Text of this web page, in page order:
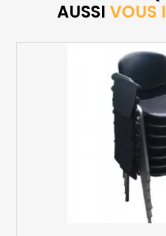
AUSSI VOUS